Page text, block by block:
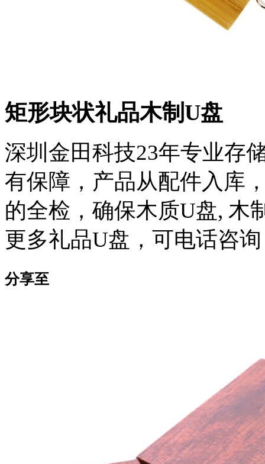
矩形块状礼品木制U盘
深圳金田科技23年专业存
有保障，产品从配件入库
的全检，确保木质U盘, 木
更多礼品U盘，可电话咨询
分享至